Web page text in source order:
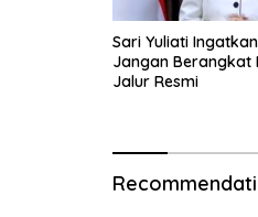
Sari Yuliati
Jangan Berangkat
Jalur Resmi